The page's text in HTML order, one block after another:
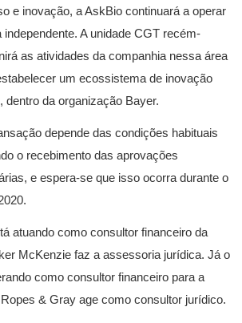
e inovação, a AskBio continuará a operar
A unidade CGT recém-
as atividades da companhia nessa área
um ecossistema de inovação
dentro da organização Bayer.
depende das condições habituais
o recebimento das aprovações
e espera-se que isso ocorra durante o
atuando como consultor financeiro da
McKenzie faz a assessoria jurídica. Já o
como consultor financeiro para a
& Gray age como consultor jurídico.